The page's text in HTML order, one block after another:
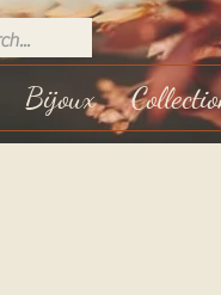
Bijoux